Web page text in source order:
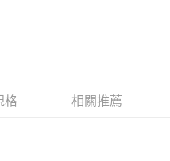
格 相關推薦